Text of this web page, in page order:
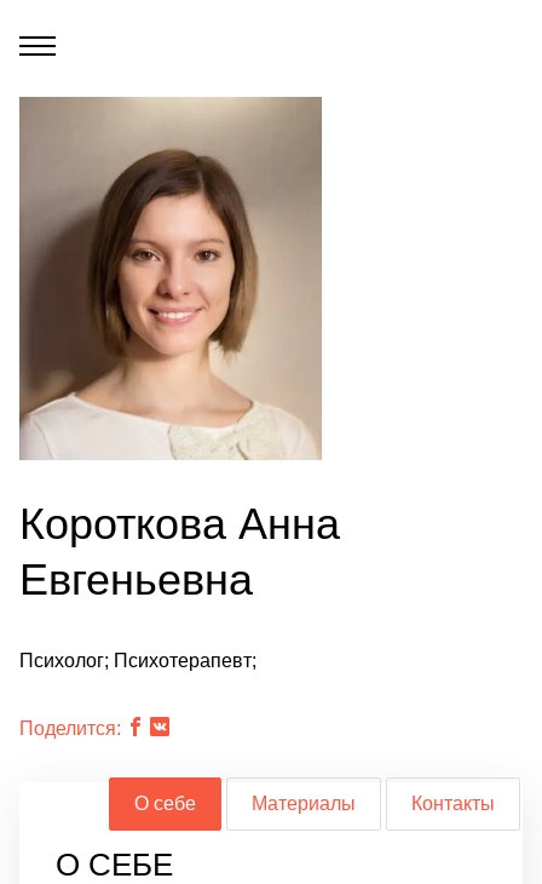
Короткова Анна
Евгеньевна
Психолог; Психотерапевт;
Поделится:
О себе Материалы Контакты
О СЕБЕ